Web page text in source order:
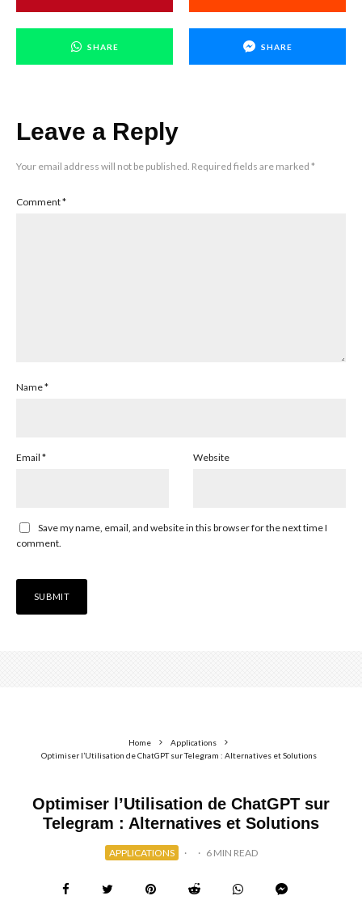
SHARE SHARE
Leave a Reply
Your email address will not be published. Required fields are marked *
Comment*
Name*
Email * Website
Save my name, email, and website in this browser for the next time I
comment.
Home
Applications
Optimiser l’Utilisation de ChatGPT sur Telegram : Alternatives et Solutions
Optimiser l’Utilisation de ChatGPT sur
Telegram : Alternatives et Solutions
APPLICATIONS · · 6 MIN READ